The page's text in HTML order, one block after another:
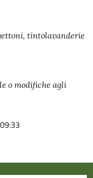
tintolavanderie
o modifiche agli